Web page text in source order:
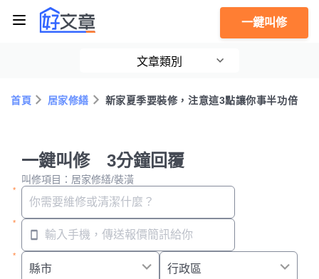
一鍵叫修
文章類別
首頁 居家修繕 新家夏季要裝修，注意這3點讓你事半功倍
一鍵叫修 3分鐘回覆
叫修項目：居家修繕/裝潢